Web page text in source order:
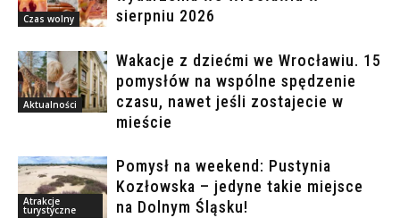
Czas wolny
sierpniu 2026
Aktualności
Wakacje z dziećmi we Wrocławiu. 15
pomysłów na wspólne spędzenie
czasu, nawet jeśli zostajecie w
mieście
Atrakcje
turystyczne
Pomysł na weekend: Pustynia
Kozłowska – jedyne takie miejsce
na Dolnym Śląsku!